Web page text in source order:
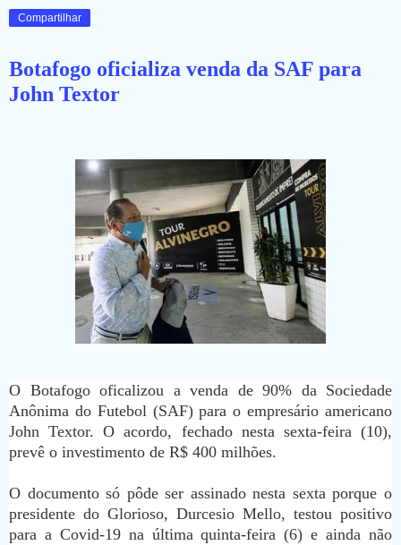
Compartilhar
Botafogo oficializa venda da SAF para
John Textor
O Botafogo oficalizou a venda de 90% da Sociedade
Anônima do Futebol (SAF) para o empresário americano
John Textor. O acordo, fechado nesta sexta-feira (10),
prevê o investimento de R$ 400 milhões.
O documento só pôde ser assinado nesta sexta porque o
presidente do Glorioso, Durcesio Mello, testou positivo
para a Covid-19 na última quinta-feira (6) e ainda não